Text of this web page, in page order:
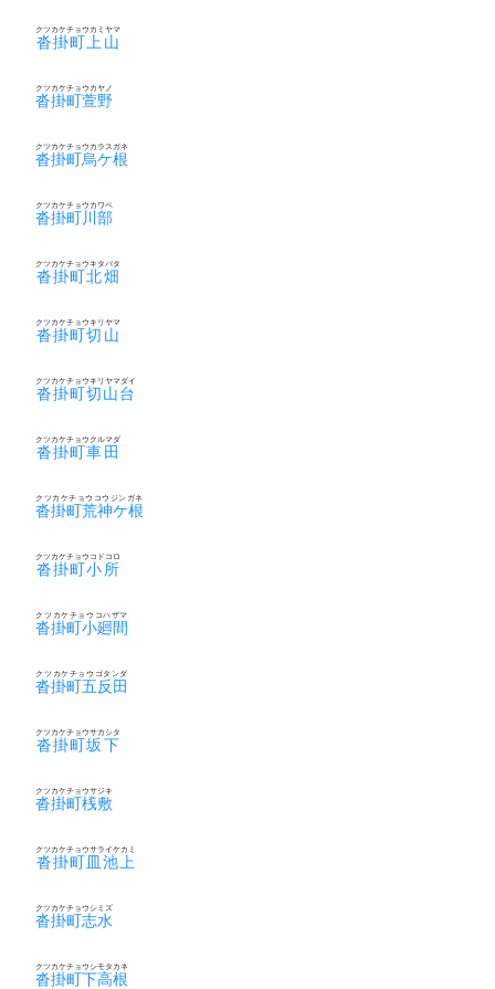
沓掛町上山
クツカケチョウカミヤマ
沓掛町萱野
クツカケチョウカヤノ
沓掛町烏ケ根
クツカケチョウカラスガネ
沓掛町川部
クツカケチョウカワベ
沓掛町北畑
クツカケチョウキタバタ
沓掛町切山
クツカケチョウキリヤマ
沓掛町切山台
クツカケチョウキリヤマダイ
沓掛町車田
クツカケチョウクルマダ
沓掛町荒神ケ根
クツカケチョウコウジンガネ
沓掛町小所
クツカケチョウコドコロ
沓掛町小廻間
クツカケチョウコハザマ
沓掛町五反田
クツカケチョウゴタンダ
沓掛町坂下
クツカケチョウサカシタ
沓掛町桟敷
クツカケチョウサジキ
沓掛町皿池上
クツカケチョウサライケカミ
沓掛町志水
クツカケチョウシミズ
沓掛町下高根
クツカケチョウシモタカネ